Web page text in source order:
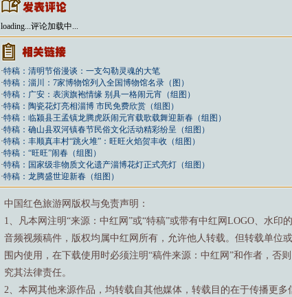
loading...评论加载中...
·特稿：清明节俗漫谈：一支勾勒灵魂的大笔
·特稿：淄川：7家博物馆列入全国博物馆名录（图）
·特稿：广安：表演旗袍情缘 别具一格闹元宵（组图）
·特稿：陶瓷花灯亮相淄博 市民免费欣赏（组图）
·特稿：临颍县王孟镇龙腾虎跃闹元宵载歌载舞迎新春（组图）
·特稿：确山县双河镇春节民俗文化活动精彩纷呈（组图）
·特稿：丰顺真丰村“跳火堆”：旺旺火焰贺丰收（组图）
·特稿：“旺旺”闹春（组图）
·特稿：国家级非物质文化遗产淄博花灯正式亮灯（组图）
·特稿：龙腾盛世迎新春（组图）
中国红色旅游网版权与免责声明：
1、凡本网注明“来源：中红网”或“特稿”或带有中红网LOGO、水印
音频视频稿件，版权均属中红网所有，允许他人转载。但转载单位
围内使用，在下载使用时必须注明“稿件来源：中红网”和作者，否
究其法律责任。
2、本网其他来源作品，均转载自其他媒体，转载目的在于传播更多